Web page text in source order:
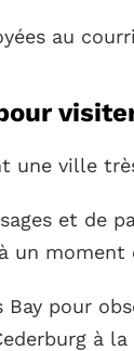
au
une ville
et de
un moment
pour
à